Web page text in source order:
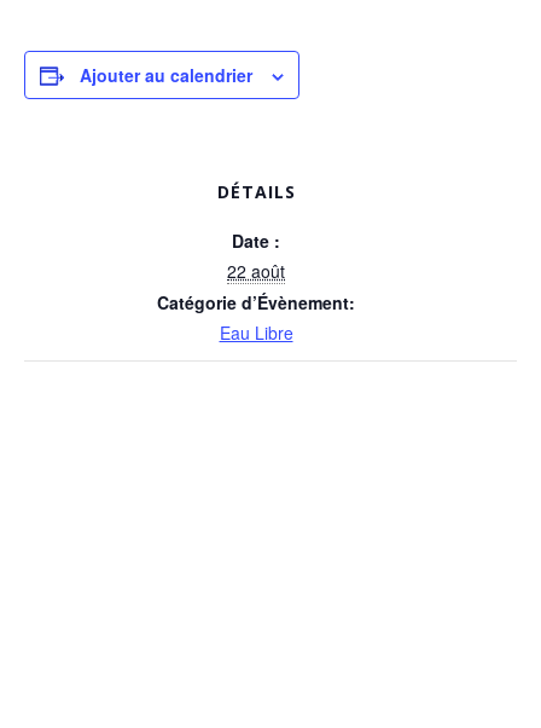
Ajouter au calendrier
DÉTAILS
Date :
22 août
Catégorie d’Évènement:
Eau Libre